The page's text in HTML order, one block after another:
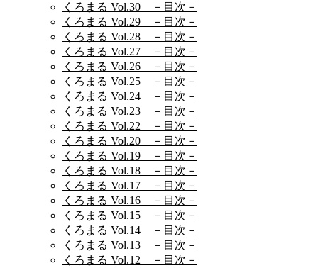
くろまる Vol.30 －目次－
くろまる Vol.29 －目次－
くろまる Vol.28 －目次－
くろまる Vol.27 －目次－
くろまる Vol.26 －目次－
くろまる Vol.25 －目次－
くろまる Vol.24 －目次－
くろまる Vol.23 －目次－
くろまる Vol.22 －目次－
くろまる Vol.20 －目次－
くろまる Vol.19 －目次－
くろまる Vol.18 －目次－
くろまる Vol.17 －目次－
くろまる Vol.16 －目次－
くろまる Vol.15 －目次－
くろまる Vol.14 －目次－
くろまる Vol.13 －目次－
くろまる Vol.12 －目次－